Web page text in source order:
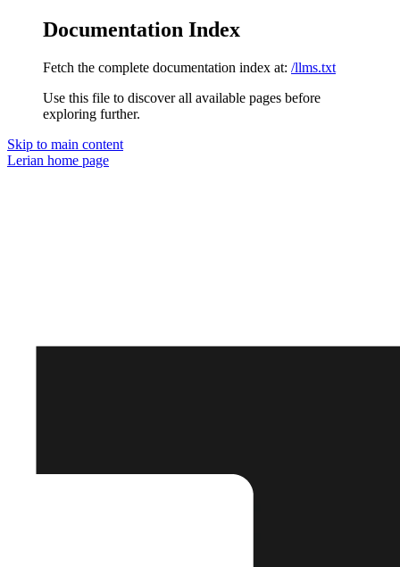
Documentation Index
Fetch the complete documentation index at: /llms.txt
Use this file to discover all available pages before
exploring further.
Skip to main content
Lerian home page